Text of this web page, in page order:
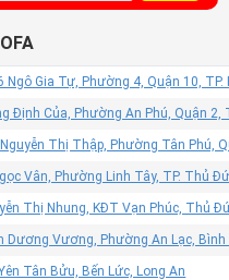
Ngô Gia Tự, Phường 4, Quận 10, TP.
Định Của, Phường An Phú, Quận 2,
Thị Thập, Phường Tân Phú,
Vân, Phường Linh Tây, TP. Thủ
Thị Nhung, KĐT Vạn Phúc, Thủ
Dương Vương, Phường An Lạc, Bình
Tân Bửu, Bến Lức, Long An